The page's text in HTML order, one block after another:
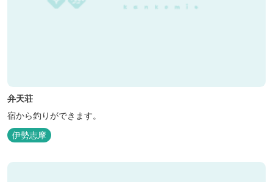
弁天荘
宿から釣りができます。
伊勢志摩